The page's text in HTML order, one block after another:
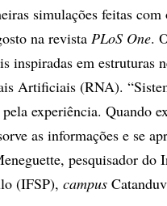
simulações feitas
na revista PLoS One.
inspiradas em estruturas
Artificiais (RNA).
experiência. Quando
as informações e se
pesquisador do
(IFSP), campus